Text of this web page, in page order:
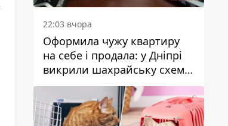
22:03 вчора
Оформила чужу квартиру
на себе і продала: у Дніпрі
викрили шахрайську схему
з нерухомістю